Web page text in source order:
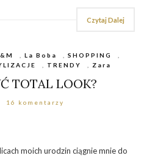
Czytaj Dalej
, La Boba , SHOPPING
,
, TRENDY , Zara
TOTAL LOOK?
16 komentarzy
moich urodzin ciągnie mnie do